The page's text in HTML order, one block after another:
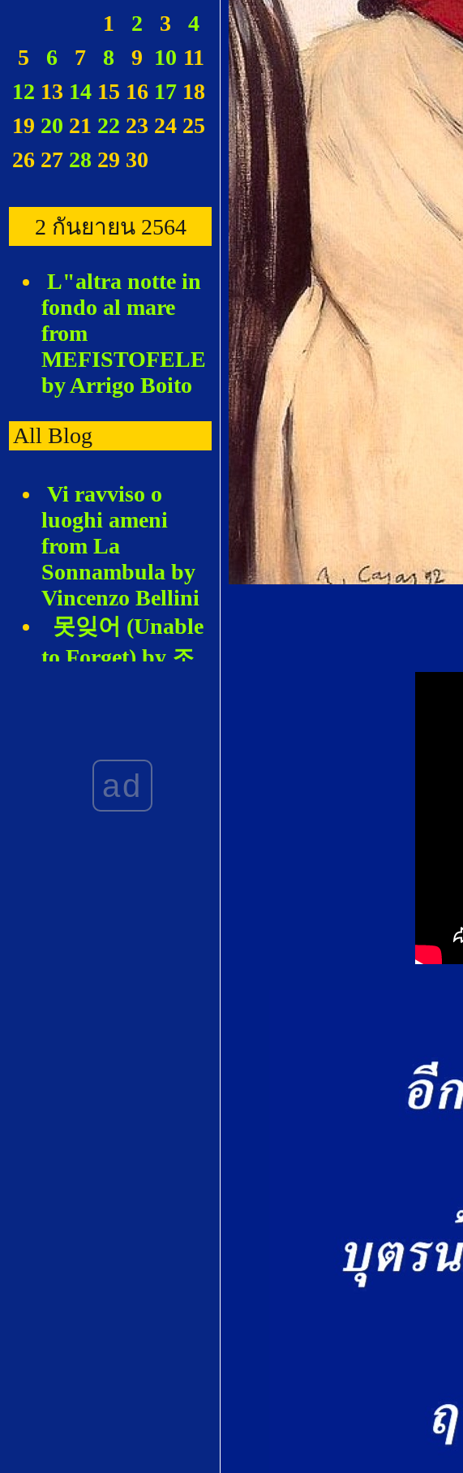
1 2 3
4
5
6 7 8 9 10 11
12 13 14 15 16 17 18
19 20 21 22 23 24 25
26 27 28 29 30
2 กันยายน 2564
L"altra notte in
fondo al mare
from
MEFISTOFELE
by Arrigo Boito
All Blog
Vi ravviso o
luoghi ameni
from La
Sonnambula by
Vincenzo Bellini
못잊어 (Unable
to Forget) by 조
vengo, Madre by
Joaquín Rodrigo
Love's
ad